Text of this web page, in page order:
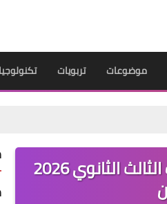
موضوعات تربويات تكنولوجيا
تحميل كتاب مندليف في الكيمياء المراجعة النهائية للصف الثالث الثانوي 2026